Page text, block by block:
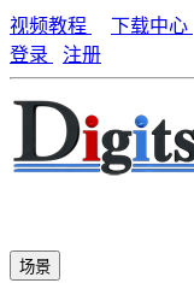
视频教程 下载中心
登录
注册
场景